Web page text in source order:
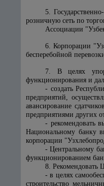
5.
розничную сеть по
Ассоциации
6. Корпорации
бесперебойной
7. В целях
функционирования и
- создать
предприятий,
авансирование
предприятиями других
- рекомендовать
Национальному банку
корпорации
- Центральному
функционированием
8. Рекомендовать
- в целях
строительство